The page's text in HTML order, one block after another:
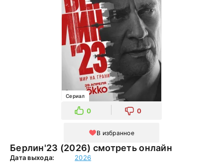
Берлин'23 (2026) смотреть онлайн
Сериал
0 0
В избранное
Дата выхода:
2026